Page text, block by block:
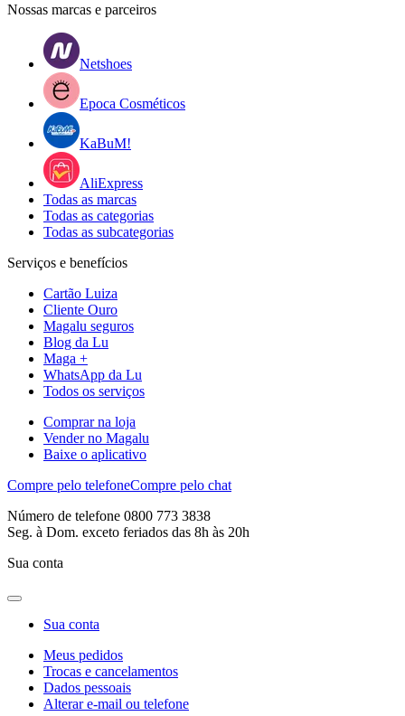
Nossas marcas e parceiros
Netshoes
Epoca Cosméticos
KaBuM!
AliExpress
Todas as marcas
Todas as categorias
Todas as subcategorias
Serviços e benefícios
Cartão Luiza
Cliente Ouro
Magalu seguros
Blog da Lu
Maga +
WhatsApp da Lu
Todos os serviços
Comprar na loja
Vender no Magalu
Baixe o aplicativo
Compre pelo telefoneCompre pelo chat
Número de telefone 0800 773 3838
Seg. à Dom. exceto feriados das 8h às 20h
Sua conta
Sua conta
Meus pedidos
Trocas e cancelamentos
Dados pessoais
Alterar e-mail ou telefone